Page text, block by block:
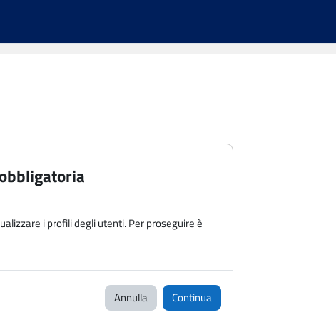
i profili degli utenti. Per proseguire è
Annulla Continua